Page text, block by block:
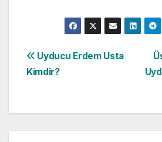
Yazı
Uyducu Erdem Usta
Kimdir?